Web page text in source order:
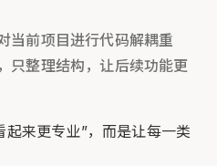
当前项目进行代码解耦重
只整理结构，让后续功能更
来更专业”，而是让每一类